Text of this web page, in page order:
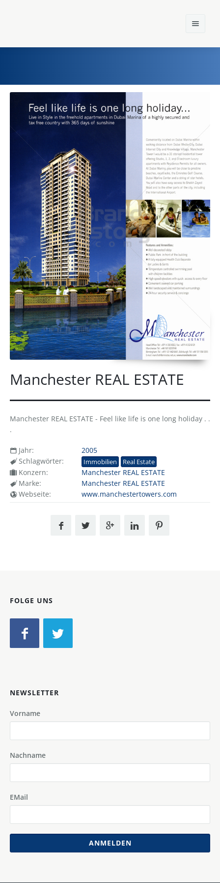
Home
Einst und Heute
Marken
Manchester REAL ESTATE
Manchester REAL ESTATE - Feel like life is one long holiday . .
.
Jahr:
2005
Schlagwörter:
Immobilien Real Estate
Konzern:
Manchester REAL ESTATE
Marke:
Manchester REAL ESTATE
Webseite:
www.manchestertowers.com
FOLGE UNS
NEWSLETTER
Vorname
Nachname
EMail
ANMELDEN